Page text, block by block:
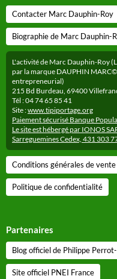
Contacter Marc Dauphin-Roy
Biographie de Marc Dauphin-
L'activité de Marc Dauphin-Roy
par la marque DAUPHIN
entrepreneurial)
215 Bd Burdeau, 69400
Tél : 04 74 65 85 41
Site :www.tipiportage.org
Paiement sécurisé Banque
Le site est hébergé par IONOS
Sarreguemines Cedex, 431 303
Conditions générales de vente
Politique de confidentialité
Partenaires
Blog officiel de Philippe
Site officiel PNEI France